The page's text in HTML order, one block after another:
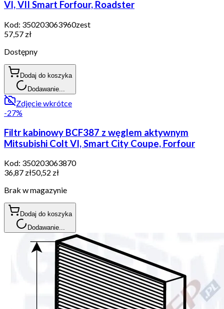
VI, VII Smart Forfour, Roadster
Kod: 350203063960zest
57,57 zł
Dostępny
Dodaj do koszyka
Dodawanie...
Zdjęcie wkrótce
-27%
Filtr kabinowy BCF387 z węglem aktywnym
Mitsubishi Colt VI, Smart City Coupe, Forfour
Kod: 350203063870
36,87 zł50,52 zł
Brak w magazynie
Dodaj do koszyka
Dodawanie...